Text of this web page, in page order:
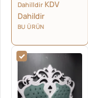
Dahilldir KDV
Dahildir
BU ÜRÜN